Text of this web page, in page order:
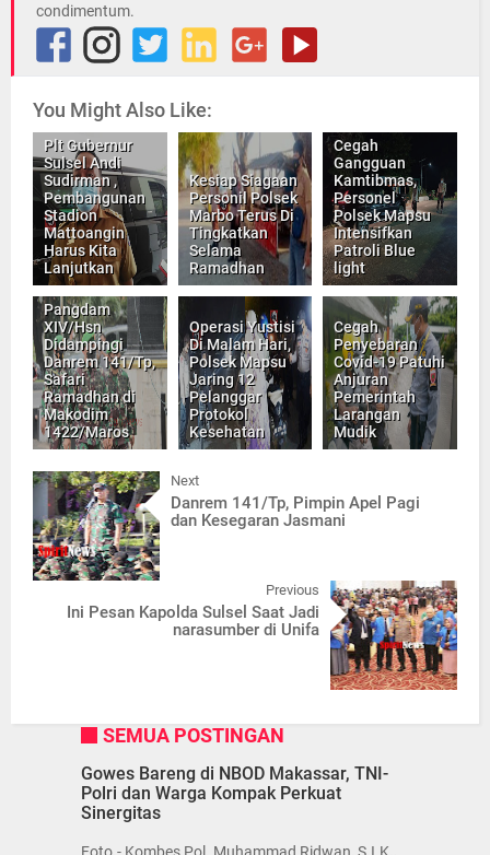
condimentum.
You Might Also Like:
Plt Gubernur
Sulsel Andi
Sudirman ,
Pembangunan
Stadion
Mattoangin
Harus Kita
Lanjutkan
Kesiap Siagaan
Personil Polsek
Marbo Terus Di
Tingkatkan
Selama
Ramadhan
Cegah
Gangguan
Kamtibmas,
Personel
Polsek Mapsu
Intensifkan
Patroli Blue
light
Pangdam
XIV/Hsn
Didampingi
Danrem 141/Tp,
Safari
Ramadhan di
Makodim
1422/Maros
Operasi Yustisi
Di Malam Hari,
Polsek Mapsu
Jaring 12
Pelanggar
Protokol
Kesehatan
Cegah
Penyebaran
Covid-19 Patuhi
Anjuran
Pemerintah
Larangan
Mudik
Next
Danrem 141/Tp, Pimpin Apel Pagi
dan Kesegaran Jasmani
Previous
Ini Pesan Kapolda Sulsel Saat Jadi
narasumber di Unifa
SEMUA POSTINGAN
Gowes Bareng di NBOD Makassar, TNI-
Polri dan Warga Kompak Perkuat
Sinergitas
Foto.- Kombes Pol. Muhammad Ridwan, S.I.K.,